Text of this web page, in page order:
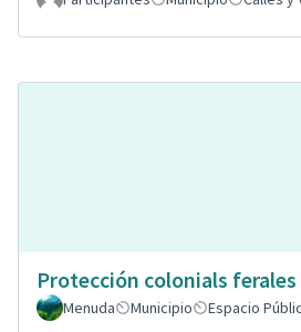
Protección colonials ferales
Menuda
Municipio Espacio